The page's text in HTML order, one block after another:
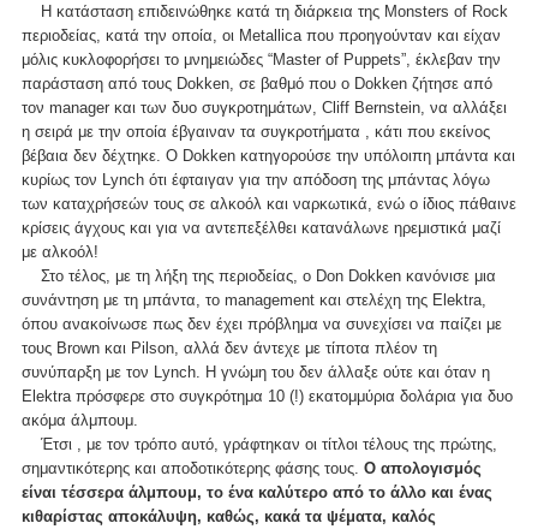
Η κατάσταση επιδεινώθηκε κατά τη διάρκεια της Monsters of Rock
περιοδείας, κατά την οποία, οι Metallica που προηγούνταν και είχαν
μόλις κυκλοφορήσει το μνημειώδες “Master of Puppets”, έκλεβαν την
παράσταση από τους Dokken, σε βαθμό που ο Dokken ζήτησε από
τον manager και των δυο συγκροτημάτων, Cliff Bernstein, να αλλάξει
η σειρά με την οποία έβγαιναν τα συγκροτήματα , κάτι που εκείνος
βέβαια δεν δέχτηκε. Ο Dokken κατηγορούσε την υπόλοιπη μπάντα και
κυρίως τον Lynch ότι έφταιγαν για την απόδοση της μπάντας λόγω
των καταχρήσεών τους σε αλκοόλ και ναρκωτικά, ενώ ο ίδιος πάθαινε
κρίσεις άγχους και για να αντεπεξέλθει κατανάλωνε ηρεμιστικά μαζί
με αλκοόλ!
Στο τέλος, με τη λήξη της περιοδείας, ο Don Dokken κανόνισε μια
συνάντηση με τη μπάντα, το management και στελέχη της Elektra,
όπου ανακοίνωσε πως δεν έχει πρόβλημα να συνεχίσει να παίζει με
τους Brown και Pilson, αλλά δεν άντεχε με τίποτα πλέον τη
συνύπαρξη με τον Lynch. H γνώμη του δεν άλλαξε ούτε και όταν η
Elektra πρόσφερε στο συγκρότημα 10 (!) εκατομμύρια δολάρια για δυο
ακόμα άλμπουμ.
Έτσι , με τον τρόπο αυτό, γράφτηκαν οι τίτλοι τέλους της πρώτης,
σημαντικότερης και αποδοτικότερης φάσης τους. O απολογισμός
είναι τέσσερα άλμπουμ, το ένα καλύτερο από το άλλο και ένας
κιθαρίστας αποκάλυψη, καθώς, κακά τα ψέματα, καλός